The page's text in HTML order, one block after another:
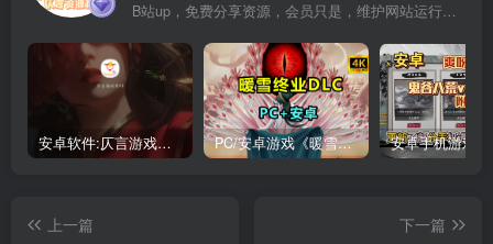
B站up，免费分享资源，会员只是，维护网站运行，会员权利为可以支持本地下载，更多内容，敬请期待！
安卓软件:仄言游戏库4.0APP全新上架了！没有下的赶紧下载呀！ PC/安卓游戏《暖雪最新v3.1.0.1》终业DLC整合版！
上一篇
下一篇